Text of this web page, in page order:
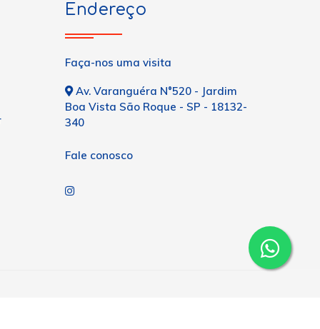
Endereço
Faça-nos uma visita
Av. Varanguéra N°520 - Jardim
Boa Vista São Roque - SP - 18132-
340
Fale conosco